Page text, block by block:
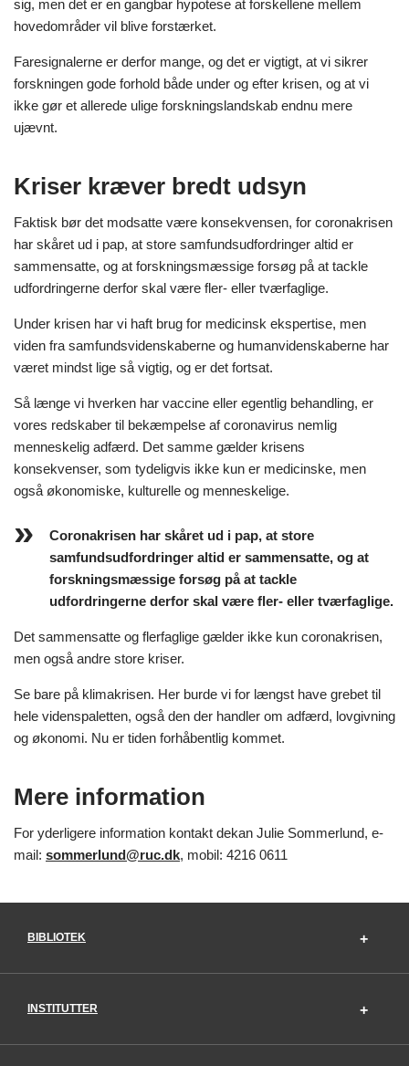
sig, men det er en gangbar hypotese at forskellene mellem
hovedområder vil blive forstærket.
Faresignalerne er derfor mange, og det er vigtigt, at vi sikrer
forskningen gode forhold både under og efter krisen, og at vi
ikke gør et allerede ulige forskningslandskab endnu mere
ujævnt.
Kriser kræver bredt udsyn
Faktisk bør det modsatte være konsekvensen, for coronakrisen
har skåret ud i pap, at store samfundsudfordringer altid er
sammensatte, og at forskningsmæssige forsøg på at tackle
udfordringerne derfor skal være fler- eller tværfaglige.
Under krisen har vi haft brug for medicinsk ekspertise, men
viden fra samfundsvidenskaberne og humanvidenskaberne har
været mindst lige så vigtig, og er det fortsat.
Så længe vi hverken har vaccine eller egentlig behandling, er
vores redskaber til bekæmpelse af coronavirus nemlig
menneskelig adfærd. Det samme gælder krisens
konsekvenser, som tydeligvis ikke kun er medicinske, men
også økonomiske, kulturelle og menneskelige.
Coronakrisen har skåret ud i pap, at store
samfundsudfordringer altid er sammensatte, og at
forskningsmæssige forsøg på at tackle
udfordringerne derfor skal være fler- eller tværfaglige.
Det sammensatte og flerfaglige gælder ikke kun coronakrisen,
men også andre store kriser.
Se bare på klimakrisen. Her burde vi for længst have grebet til
hele videnspaletten, også den der handler om adfærd, lovgivning
og økonomi. Nu er tiden forhåbentlig kommet.
Mere information
For yderligere information kontakt dekan Julie Sommerlund, e-
mail: sommerlund@ruc.dk, mobil: 4216 0611
BIBLIOTEK
INSTITUTTER